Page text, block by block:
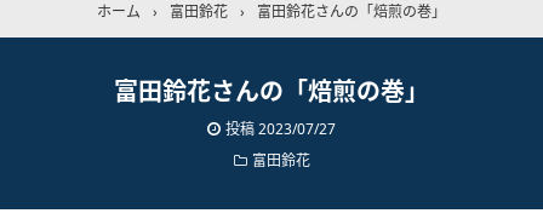
ホーム › 富田鈴花 › 富田鈴花さんの「焙煎の巻」
富田鈴花さんの「焙煎の巻」
投稿2023/07/27
富田鈴花